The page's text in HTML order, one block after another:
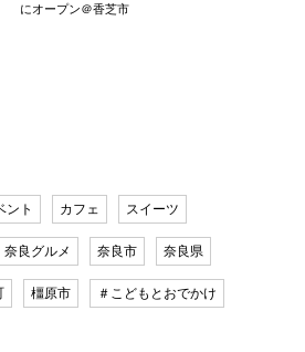
にオープン＠香芝市
ント カフェ スイーツ
奈良グルメ 奈良市 奈良県
橿原市 ＃こどもとおでかけ